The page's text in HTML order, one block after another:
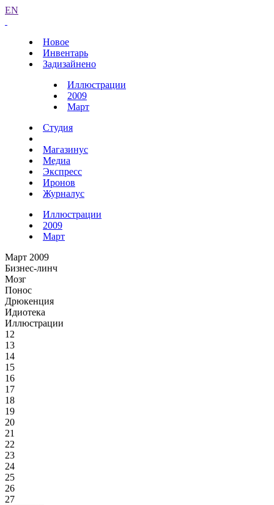
EN
Новое
Инвентарь
Задизайнено
Иллюстрации
2009
Март
Студия
Магазинус
Медиа
Экспресс
Иронов
Журналус
Иллюстрации
2009
Март
Март 2009
Бизнес-линч
Мозг
Понос
Дрюкенция
Идиотека
Иллюстрации
12
13
14
15
16
17
18
19
20
21
22
23
24
25
26
27